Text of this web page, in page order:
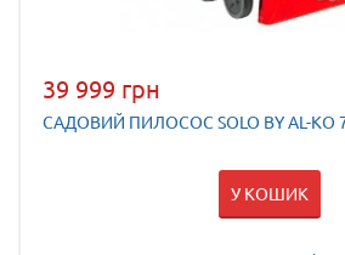
39 999 грн
САДОВИЙ ПИЛОСОС SOLO BY AL-KO
У КОШИК